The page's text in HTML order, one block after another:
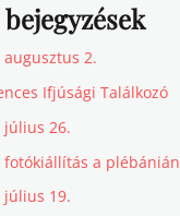
2.
Ifjúsági Találkozó
július 26.
fotókiállítás a plébánián
július 19.